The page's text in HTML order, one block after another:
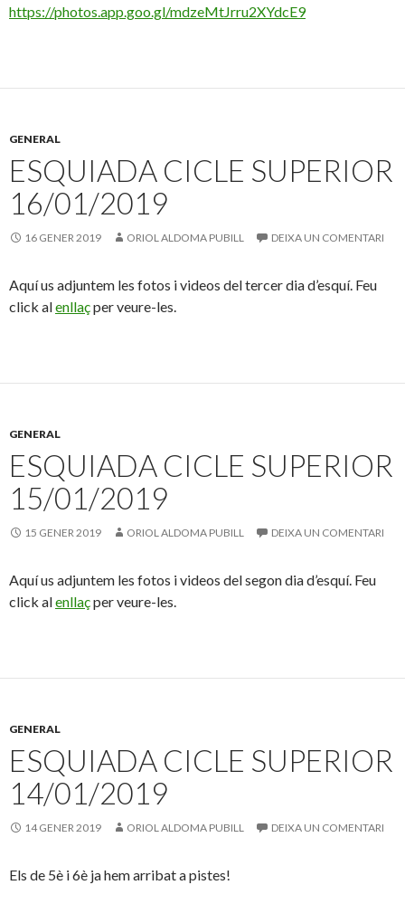
https://photos.app.goo.gl/mdzeMtJrru2XYdcE9
GENERAL
ESQUIADA CICLE SUPERIOR
16/01/2019
16 GENER 2019 ORIOL ALDOMA PUBILL DEIXA UN COMENTARI
Aquí us adjuntem les fotos i videos del tercer dia d’esquí. Feu
click alenllaçper veure-les.
GENERAL
ESQUIADA CICLE SUPERIOR
15/01/2019
15 GENER 2019 ORIOL ALDOMA PUBILL DEIXA UN COMENTARI
Aquí us adjuntem les fotos i videos del segon dia d’esquí. Feu
click alenllaçper veure-les.
GENERAL
ESQUIADA CICLE SUPERIOR
14/01/2019
14 GENER 2019 ORIOL ALDOMA PUBILL DEIXA UN COMENTARI
Els de 5è i 6è ja hem arribat a pistes!